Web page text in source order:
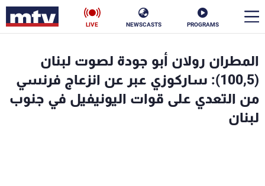
PROGRAMS
NEWSCASTS
LIVE
المطران رولان أبو جودة لصوت لبنان
(100,5): ساركوزي عبر عن انزعاج فرنسي
من التعدي على قوات اليونيفيل في جنوب
لبنان
الأخبار
سياسة ناس